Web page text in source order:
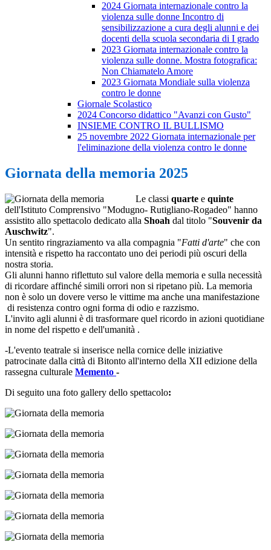
2024 Giornata internazionale contro la
violenza sulle donne Incontro di
sensibilizzazione a cura degli alunni e dei
docenti della scuola secondaria di I grado
2023 Giornata internazionale contro la
violenza sulle donne. Mostra fotografica:
Non Chiamatelo Amore
2023 Giornata Mondiale sulla violenza
contro le donne
Giornale Scolastico
2024 Concorso didattico "Avanzi con Gusto"
INSIEME CONTRO IL BULLISMO
25 novembre 2022 Giornata internazionale per
l'eliminazione della violenza contro le donne
Giornata della memoria 2025
Le classi quarte e quinte
dell'Istituto Comprensivo "Modugno- Rutigliano-Rogadeo" hanno
assistito allo spettacolo dedicato alla Shoah dal titolo "Souvenir da
Auschwitz".
Un sentito ringraziamento va alla compagnia "Fatti d'arte" che con
intensità e rispetto ha raccontato uno dei periodi più oscuri della
nostra storia.
Gli alunni hanno riflettuto sul valore della memoria e sulla necessità
di ricordare affinché simili orrori non si ripetano più. La memoria
non è solo un dovere verso le vittime ma anche una manifestazione
di resistenza contro ogni forma di odio e razzismo.
L'invito agli alunni è di trasformare quel ricordo in azioni quotidiane
in nome del rispetto e dell'umanità .
-L'evento teatrale si inserisce nella cornice delle iniziative
patrocinate dalla città di Bitonto all'interno della XII edizione della
rassegna culturale Memento -
Di seguito una foto gallery dello spettacolo: